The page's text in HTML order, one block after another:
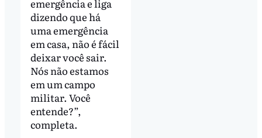
emergência e liga
dizendo que há
uma emergência
em casa, não é fácil
deixar você sair.
Nós não estamos
em um campo
militar. Você
entende?”,
completa.